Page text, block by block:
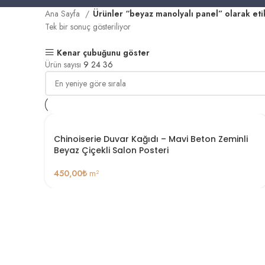
Ana Sayfa
Ürünler “beyaz manolyalı panel” olarak
Tek bir sonuç gösteriliyor
Kenar çubuğunu göster
Ürün sayısı 9 24 36
Chinoiserie Duvar Kağıdı – Mavi Beton Zeminli
Beyaz Çiçekli Salon Posteri
450,00₺ m²